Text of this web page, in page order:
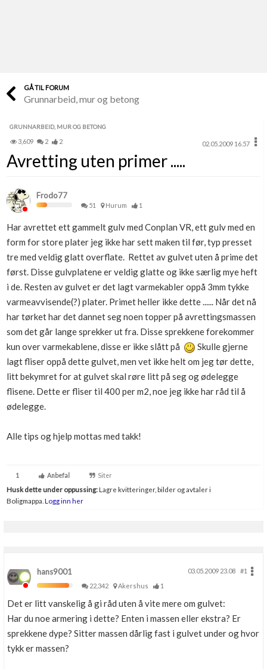
Finn håndverkere
Papirer som mangler
Skaff dokumentasjon som mangler
Kundeservice
Få svar på det du lurer på
Kom i gang med Boligmappa
Se din bolig? Klikk her
Boligmappa+
Få mer ut av Boligmappa
Nytt
GÅ TIL FORUM
Grunnarbeid, mur og betong
GRUNNARBEID, MUR OG BETONG
3,609 2 2 02.05.2009 16.57
Avretting uten primer .....
Frodo77
51 Hurum 1
Har avrettet ett gammelt gulv med Conplan VR, ett gulv med en
form for store plater jeg ikke har sett maken til før, typ presset
tre med veldig glatt overflate. Rettet av gulvet uten å prime det
først. Disse gulvplatene er veldig glatte og ikke særlig mye heft
i de. Resten av gulvet er det lagt varmekabler oppå 3mm tykke
varmeavvisende(?) plater. Primet heller ikke dette ...... Når det nå
har tørket har det dannet seg noen topper på avrettingsmassen
som det går lange sprekker ut fra. Disse sprekkene forekommer
kun over varmekablene, disse er ikke slått på
Skulle gjerne
lagt fliser oppå dette gulvet, men vet ikke helt om jeg tør dette,
litt bekymret for at gulvet skal røre litt på seg og ødelegge
flisene. Dette er fliser til 400 per m2, noe jeg ikke har råd til å
ødelegge.
Alle tips og hjelp mottas med takk!
1 Anbefal Siter
Husk dette under oppussing:Lagre kvitteringer, bilder og avtaler i
Boligmappa. Logg inn her
hans9001 03.05.2009 23.08
#1
22,342
Akershus 1
Det er litt vanskelig å gi råd uten å vite mere om gulvet:
Har du noe armering i dette? Enten i massen eller ekstra? Er
sprekkene dype? Sitter massen dårlig fast i gulvet under og hvor
tykk er massen?